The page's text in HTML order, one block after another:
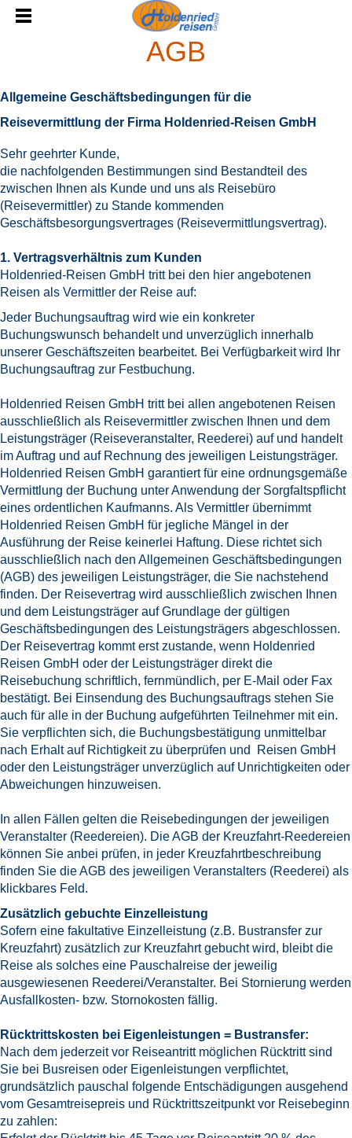
AGB
Allgemeine Geschäftsbedingungen für die
Reisevermittlung der Firma Holdenried-Reisen GmbH
Sehr geehrter Kunde,
die nachfolgenden Bestimmungen sind Bestandteil des
zwischen Ihnen als Kunde und uns als Reisebüro
(Reisevermittler) zu Stande kommenden
Geschäftsbesorgungsvertrages (Reisevermittlungsvertrag).
1. Vertragsverhältnis zum Kunden
Holdenried-Reisen GmbH tritt bei den hier angebotenen
Reisen als Vermittler der Reise auf:
Jeder Buchungsauftrag wird wie ein konkreter
Buchungswunsch behandelt und unverzüglich innerhalb
unserer Geschäftszeiten bearbeitet. Bei Verfügbarkeit wird Ihr
Buchungsauftrag zur Festbuchung.
Holdenried Reisen GmbH tritt bei allen angebotenen Reisen
ausschließlich als Reisevermittler zwischen Ihnen und dem
Leistungsträger (Reiseveranstalter, Reederei) auf und handelt
im Auftrag und auf Rechnung des jeweiligen Leistungsträger.
Holdenried Reisen GmbH garantiert für eine ordnungsgemäße
Vermittlung der Buchung unter Anwendung der Sorgfaltspflicht
eines ordentlichen Kaufmanns. Als Vermittler übernimmt
Holdenried Reisen GmbH für jegliche Mängel in der
Ausführung der Reise keinerlei Haftung. Diese richtet sich
ausschließlich nach den Allgemeinen Geschäftsbedingungen
(AGB) des jeweiligen Leistungsträger, die Sie nachstehend
finden. Der Reisevertrag wird ausschließlich zwischen Ihnen
und dem Leistungsträger auf Grundlage der gültigen
Geschäftsbedingungen des Leistungsträgers abgeschlossen.
Der Reisevertrag kommt erst zustande, wenn Holdenried
Reisen GmbH oder der Leistungsträger direkt die
Reisebuchung schriftlich, fernmündlich, per E-Mail oder Fax
bestätigt. Bei Einsendung des Buchungsauftrags stehen Sie
auch für alle in der Buchung aufgeführten Teilnehmer mit ein.
Sie verpflichten sich, die Buchungsbestätigung unmittelbar
nach Erhalt auf Richtigkeit zu überprüfen und Reisen GmbH
oder den Leistungsträger unverzüglich auf Unrichtigkeiten oder
Abweichungen hinzuweisen.
In allen Fällen gelten die Reisebedingungen der jeweiligen
Veranstalter (Reedereien). Die AGB der Kreuzfahrt-Reedereien
können Sie anbei prüfen, in jeder Kreuzfahrtbeschreibung
finden Sie die AGB des jeweiligen Veranstalters (Reederei) als
klickbares Feld.
Zusätzlich gebuchte Einzelleistung
Sofern eine fakultative Einzelleistung (z.B. Bustransfer zur
Kreuzfahrt) zusätzlich zur Kreuzfahrt gebucht wird, bleibt die
Reise als solches eine Pauschalreise der jeweilig
ausgewiesenen Reederei/Veranstalter. Bei Stornierung werden
Ausfallkosten- bzw. Stornokosten fällig.
Rücktrittskosten bei Eigenleistungen = Bustransfer:
Nach dem jederzeit vor Reiseantritt möglichen Rücktritt sind
Sie bei Busreisen oder Eigenleistungen verpflichtet,
grundsätzlich pauschal folgende Entschädigungen ausgehend
vom Gesamtreisepreis und Rücktrittszeitpunkt vor Reisebeginn
zu zahlen: